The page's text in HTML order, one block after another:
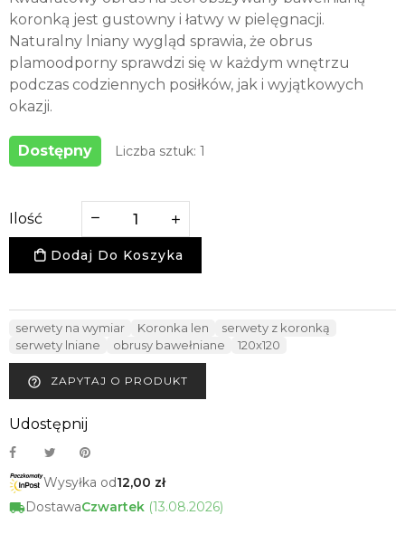
koronką jest gustowny i łatwy w pielęgnacji.
Naturalny lniany wygląd sprawia, że obrus
plamoodporny sprawdzi się w każdym wnętrzu
podczas codziennych posiłków, jak i wyjątkowych
okazji.
Dostępny Liczba sztuk: 1
Ilość
Dodaj Do Koszyka
serwety na wymiar Koronka len
serwety z koronką
serwety lniane
obrusy bawełniane 120x120
help_outline ZAPYTAJ O PRODUKT
Udostępnij
Wysyłka od12,00 zł
DostawaCzwartek (13.08.2026)